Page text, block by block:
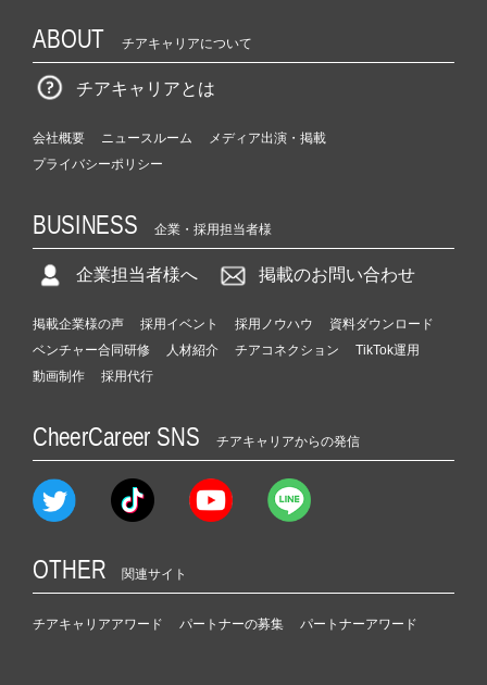
ABOUT チアキャリアについて
チアキャリアとは
会社概要 ニュースルーム
メディア出演・掲載
プライバシーポリシー
BUSINESS 企業・採用担当者様
企業担当者様へ 掲載のお問い合わせ
掲載企業様の声 採用イベント 採用ノウハウ
資料ダウンロード
ベンチャー合同研修
人材紹介 チアコネクション
TikTok運用
動画制作
採用代行
CheerCareer SNS チアキャリアからの発信
OTHER 関連サイト
チアキャリアアワード パートナーの募集 パートナーアワード